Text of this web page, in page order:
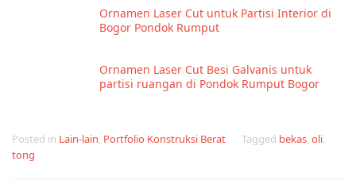
Ornamen Laser Cut untuk Partisi Interior di
Bogor Pondok Rumput
Ornamen Laser Cut Besi Galvanis untuk
partisi ruangan di Pondok Rumput Bogor
Posted in Lain-lain, Portfolio Konstruksi Berat Tagged bekas, oli,
tong